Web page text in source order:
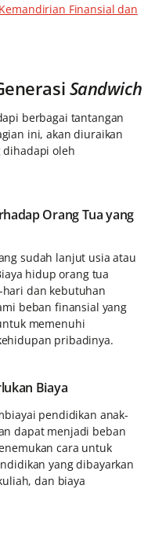
Finansial dan
Sandwich
berbagai tantangan
ini, akan diuraikan
dihadapi oleh
Orang Tua yang
sudah lanjut usia atau
hidup orang tua
dan kebutuhan
beban finansial yang
memenuhi
pribadinya.
Biaya
pendidikan anak-
dapat menjadi beban
cara untuk
yang dibayarkan
dan biaya